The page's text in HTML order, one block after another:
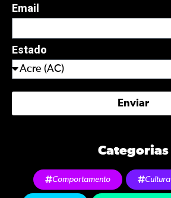
Email
Estado
Enviar
Categorias
Comportamento Cultura